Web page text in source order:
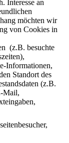
Interesse an
möchten wir
von Cookies in
(z.B. besuchte
Informationen,
Standort des
(z.B.
Mail,